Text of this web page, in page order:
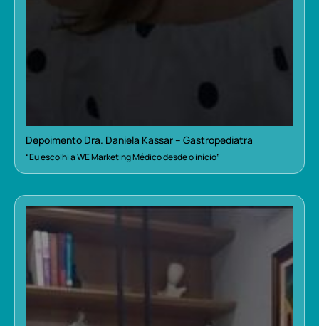
Depoimento Dra. Daniela Kassar – Gastropediatra
“Eu escolhi a WE Marketing Médico desde o início”